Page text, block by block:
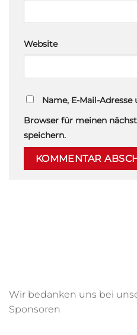
Website
Name, E-Mail-
Browser für meinen
speichern.
Wir bedanken uns bei
Sponsoren